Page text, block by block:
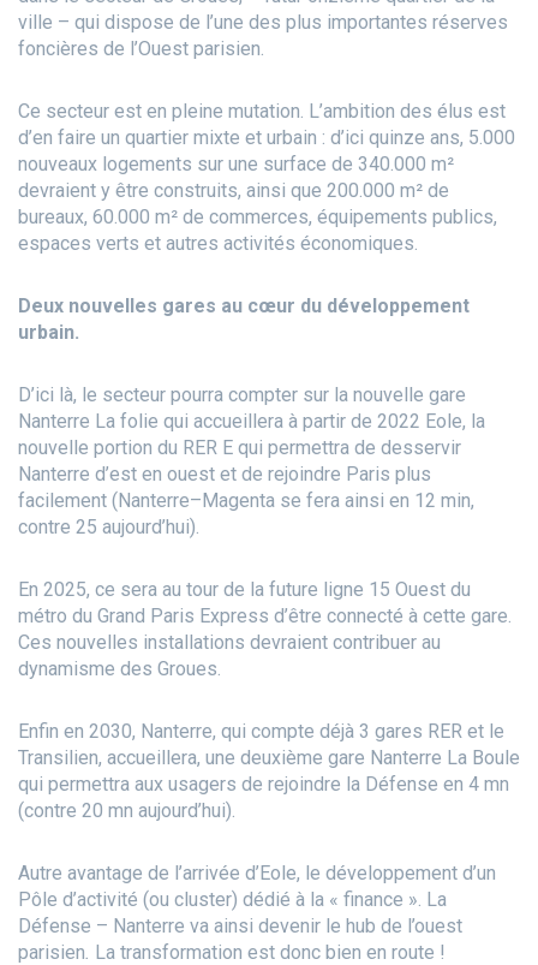
ville – qui dispose de l’une des plus importantes réserves
foncières de l’Ouest parisien.
Ce secteur est en pleine mutation. L’ambition des élus est
d’en faire un quartier mixte et urbain : d’ici quinze ans, 5.000
nouveaux logements sur une surface de 340.000 m²
devraient y être construits, ainsi que 200.000 m² de
bureaux, 60.000 m² de commerces, équipements publics,
espaces verts et autres activités économiques.
Deux nouvelles gares au cœur du développement
urbain.
D’ici là, le secteur pourra compter sur la nouvelle gare
Nanterre La folie qui accueillera à partir de 2022 Eole, la
nouvelle portion du RER E qui permettra de desservir
Nanterre d’est en ouest et de rejoindre Paris plus
facilement (Nanterre–Magenta se fera ainsi en 12 min,
contre 25 aujourd’hui).
En 2025, ce sera au tour de la future ligne 15 Ouest du
métro du Grand Paris Express d’être connecté à cette gare.
Ces nouvelles installations devraient contribuer au
dynamisme des Groues.
Enfin en 2030, Nanterre, qui compte déjà 3 gares RER et le
Transilien, accueillera, une deuxième gare Nanterre La Boule
qui permettra aux usagers de rejoindre la Défense en 4 mn
(contre 20 mn aujourd’hui).
Autre avantage de l’arrivée d’Eole, le développement d’un
Pôle d’activité (ou cluster) dédié à la « finance ». La
Défense – Nanterre va ainsi devenir le hub de l’ouest
parisien La transformation est donc bien en route !